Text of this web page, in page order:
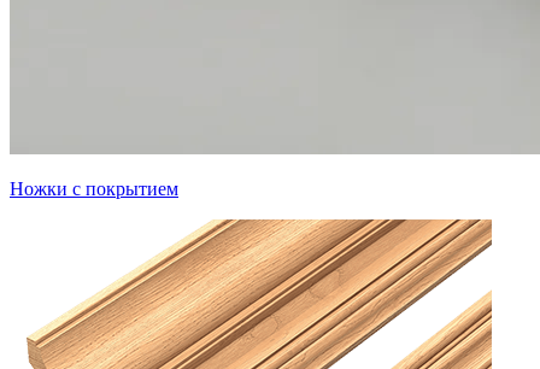
Ножки с покрытием